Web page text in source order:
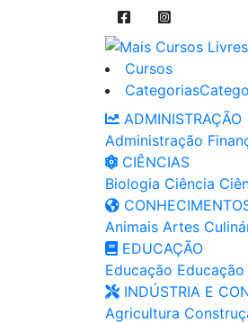
Cursos
Categorias
ADMINISTRAÇÃO
Administração
CIÊNCIAS
Biologia Ciência
Animais Artes
EDUCAÇÃO
Educação Educação
INDÚSTRIA E
Agricultura